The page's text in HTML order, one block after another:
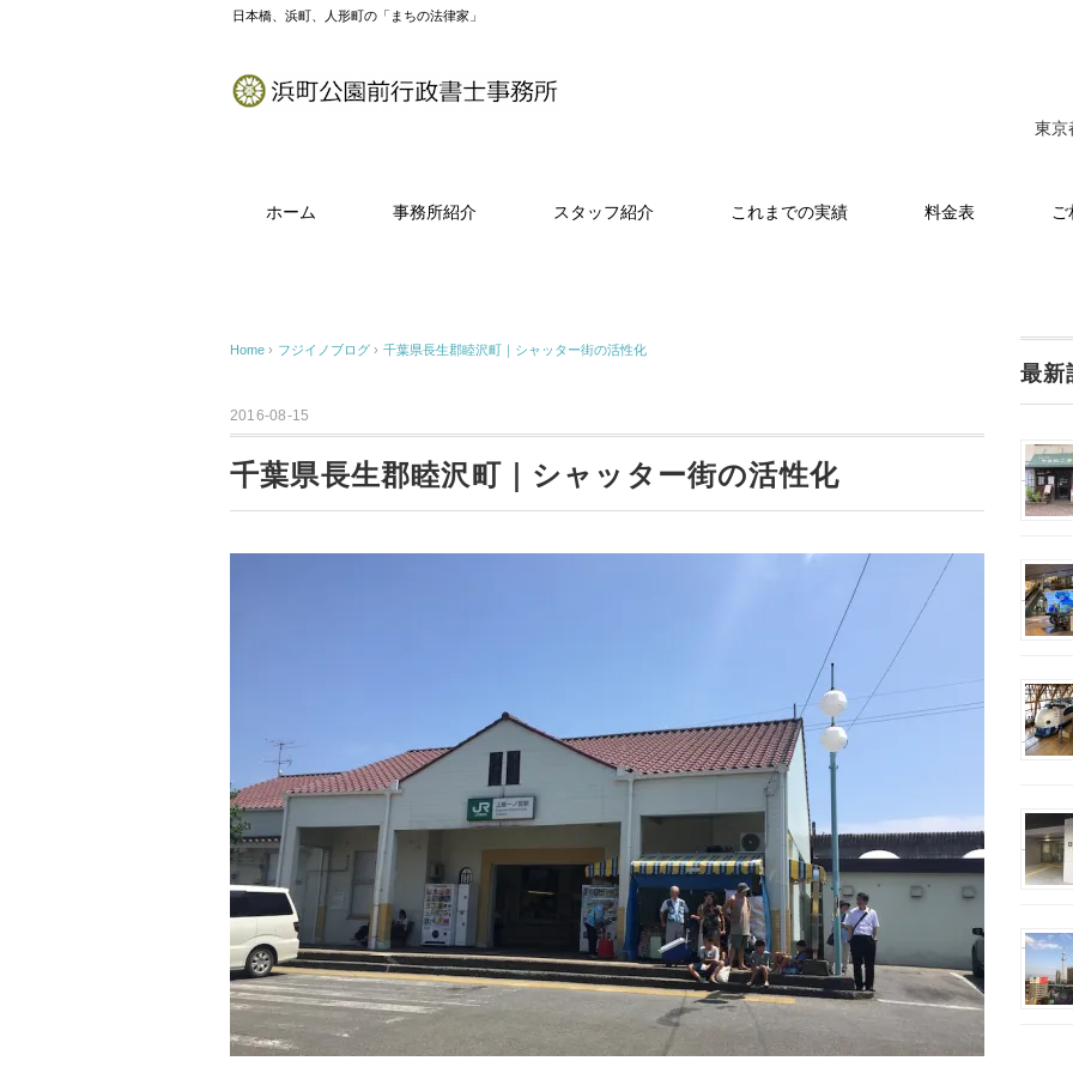
日本橋、浜町、人形町の「まちの法律家」
東京
ホーム 事務所紹介 スタッフ紹介 これまでの実績 料金表
Home › フジイノブログ › 千葉県長生郡睦沢町｜シャッター街の活性化
2016-08-15
千葉県長生郡睦沢町｜シャッター街の活性化
最新